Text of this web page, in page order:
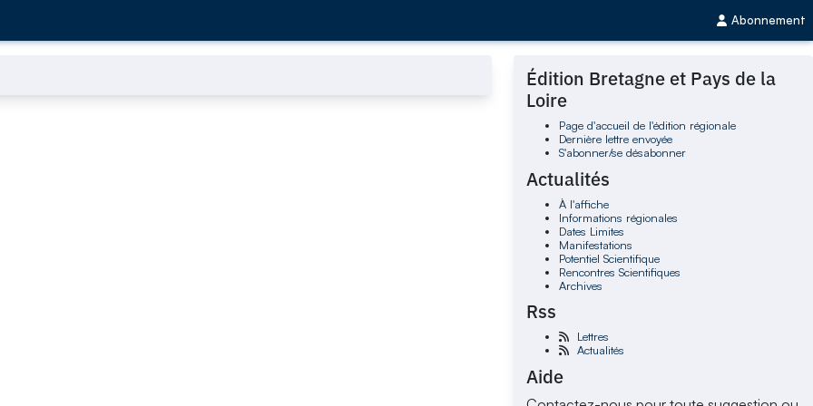
Abonnement
Édition Bretagne et Pays de la
Loire
Page d'accueil de l'édition régionale
Dernière lettre envoyée
S'abonner/se désabonner
Actualités
À l'affiche
Informations régionales
Dates Limites
Manifestations
Potentiel Scientifique
Rencontres Scientifiques
Archives
Rss
Lettres
Actualités
Aide